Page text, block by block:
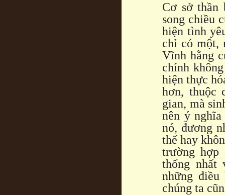
Cơ sở thần
song chiều
hiện tình
chỉ có một,
Vĩnh hằng
chính
hiện thực
hơn, thuộc
gian, mà
nên ý
nó, đương
thế hay
trường hợp
thống nhất
những
chúng ta